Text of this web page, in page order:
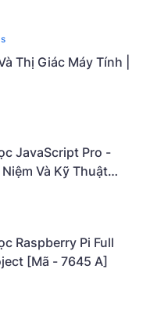
Thị Giác Máy Tính |
JavaScript Pro -
Và Kỹ Thuật
A]
Raspberry Pi Full
[Mã - 7645 A]